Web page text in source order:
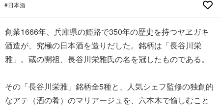
#日本酒
創業1666年、兵庫県の姫路で350年の歴史を持つヤヱガキ
酒造が、究極の日本酒を造りだした。銘柄は「長谷川栄
雅」。蔵の開祖、長谷川栄雅氏の名を冠したものである。
その「長谷川栄雅」銘柄全5種と、人気シェフ監修の独創的
なアテ（酒の肴）のマリアージュを、六本木で愉しむこと